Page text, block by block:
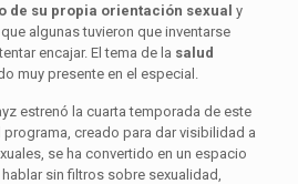
de su propia orientación sexual y
algunas tuvieron que inventarse
encajar. El tema de la salud
muy presente en el especial.
estrenó la cuarta temporada de este
creado para dar visibilidad a
se ha convertido en un espacio
sin filtros sobre sexualidad,